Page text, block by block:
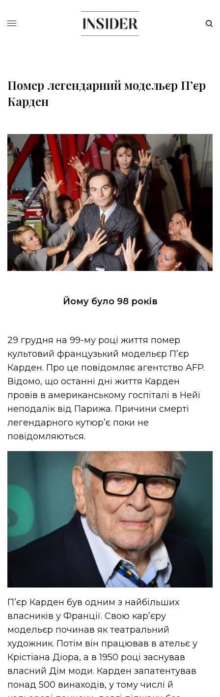
Помер легендарний модельєр П’єр
Карден
Йому було 98 років
29 грудня на 99-му році життя помер
культовий французький модельєр П’єр
Карден. Про це повідомляє агентство AFP.
Відомо, що останні дні життя Карден
провів в американському госпіталі в Нейї
неподалік від Парижа. Причини смерті
легендарного кутюр’є поки не
повідомляються.
П’єр Карден був одним з найбільших
власників у Франції. Свою кар’єру
модельєр починав як театральний
художник. Потім він працював в ательє у
Крістіана Діора, а в 1950 році заснував
власний Дім моди. Карден запатентував
понад 500 винаходів, у тому числі й